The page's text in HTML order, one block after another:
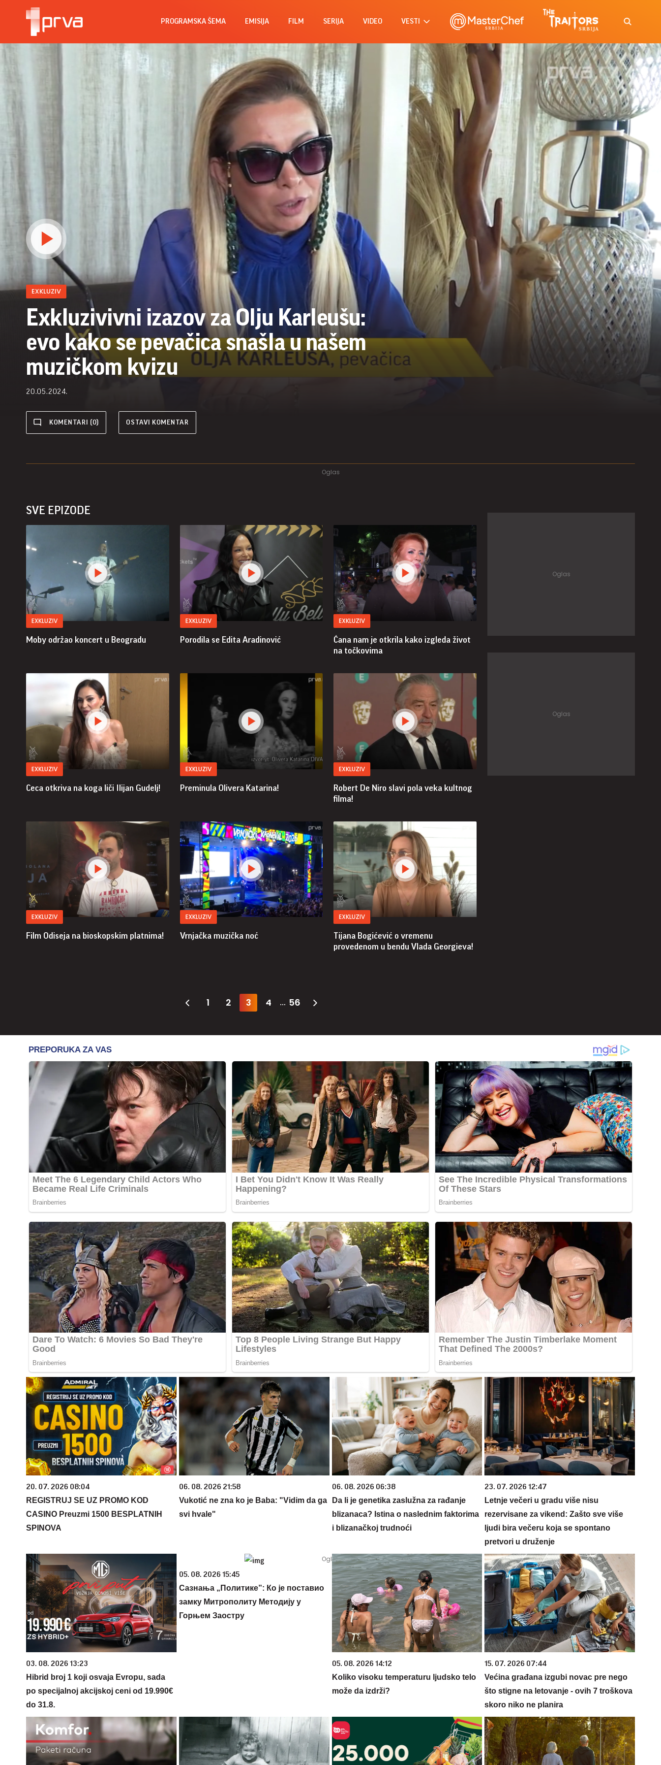
PROGRAMSKA ŠEMA EMISIJA FILM SERIJA VIDEO VESTI
EXKLUZIV
Exkluzivivni izazov za Olju Karleušu:
evo kako se pevačica snašla u našem
muzičkom kvizu
20.05.2024.
KOMENTARI (0) OSTAVI KOMENTAR
SVE EPIZODE
EXKLUZIV
Moby održao koncert u Beogradu
EXKLUZIV
Porodila se Edita Aradinović
EXKLUZIV
Ćana nam je otkrila kako izgleda život
na točkovima
EXKLUZIV
Ceca otkriva na koga liči Ilijan Gudelj!
EXKLUZIV
Preminula Olivera Katarina!
EXKLUZIV
Robert De Niro slavi pola veka kultnog
filma!
EXKLUZIV
Film Odiseja na bioskopskim platnima!
EXKLUZIV
Vrnjačka muzička noć
EXKLUZIV
Tijana Bogićević o vremenu
provedenom u bendu Vlada Georgieva!
1 2 3 4 ... 56
20. 07. 2026 08:04
REGISTRUJ SE UZ PROMO KOD
CASINO Preuzmi 1500 BESPLATNIH
SPINOVA
06. 08. 2026 21:58
Vukotić ne zna ko je Baba: "Vidim da ga
svi hvale"
06. 08. 2026 06:38
Da li je genetika zaslužna za rađanje
blizanaca? Istina o naslednim faktorima
i blizanačkoj trudnoći
23. 07. 2026 12:47
Letnje večeri u gradu više nisu
rezervisane za vikend: Zašto sve više
ljudi bira večeru koja se spontano
pretvori u druženje
03. 08. 2026 13:23
Hibrid broj 1 koji osvaja Evropu, sada
po specijalnoj akcijskoj ceni od 19.990€
do 31.8.
05. 08. 2026 15:45
Сазнања „Политике”: Ко је поставио
замку Митрополиту Методију у
Горњем Заостру
05. 08. 2026 14:12
Koliko visoku temperaturu ljudsko telo
može da izdrži?
15. 07. 2026 07:44
Većina građana izgubi novac pre nego
što stigne na letovanje - ovih 7 troškova
skoro niko ne planira